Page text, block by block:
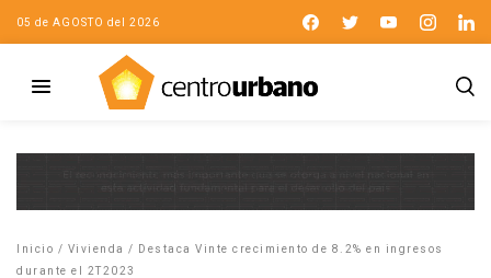
05 de AGOSTO del 2026
Inicio / Vivienda /
Destaca Vinte crecimiento de 8.2% en ingresos
durante el 2T2023